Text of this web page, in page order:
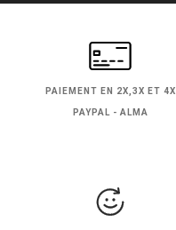
PAIEMENT EN 2X,3X ET 4X
PAYPAL - ALMA